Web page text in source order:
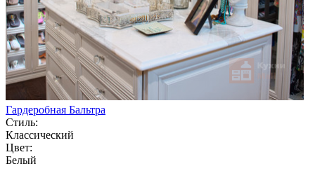
Гардеробная Бальтра
Стиль:
Классический
Цвет:
Белый